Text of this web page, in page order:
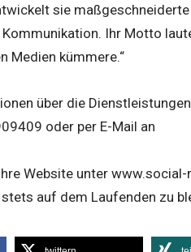
sie
Ihr Motto
Medien kümmere.“
über die
oder per E-Mail an
Website unter
auf dem Laufenden zu